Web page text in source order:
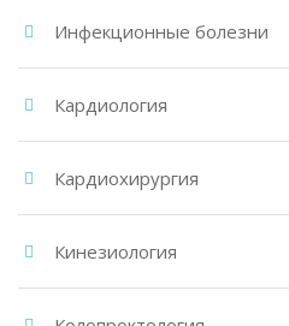
Инфекционные болезни
Кардиология
Кардиохирургия
Кинезиология